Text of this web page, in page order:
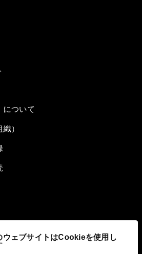
ウェブサイトはCookieを使用し
について
）
取り組み